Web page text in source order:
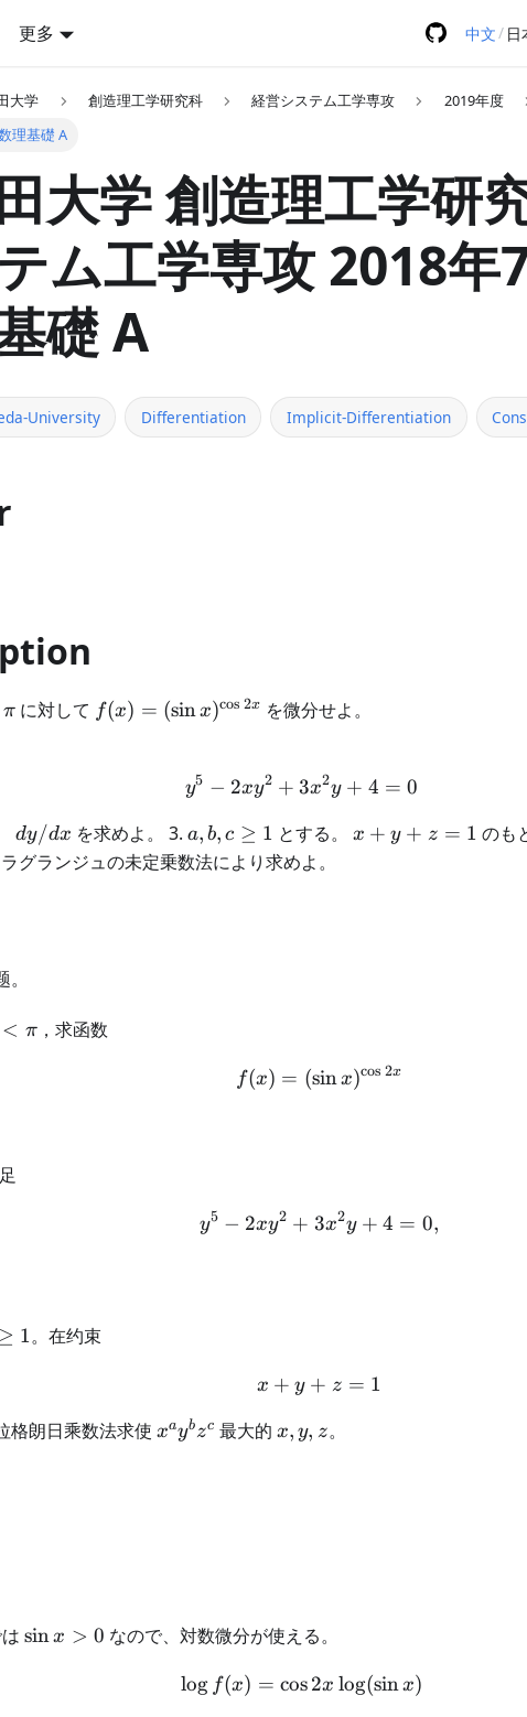
更多 中文/ 日
大学 創造理工学研究科 経営システム工学専攻
2019年度
理基礎 A
大学 創造理工学研
ム工学専攻 2018年
礎 A
University Differentiation Implicit-Differentiation
π に対して f(x)=(\sin
f(x) = (sinx)cos 2x を微分せよ。
y^5-2xy^2+3x^2y+4=0
y5 − 2xy2 + 3x2y + 4 = 0
dy/dx
dy/dx を求めよ。 3. a,b,c\geq1
a, b, c ≥ 1 とする。 x+y+z=1
x + y + z = 1 のも
グランジュの未定乗数法により求めよ。
< π ，求函数
f(x)=(\sin x)^{\cos2x}
f(x) = (sinx)cos 2x
y^5-
y5 − 2xy2 + 3x2y + 4 = 0,
≥ 1。在约束
x+y+z=1
x + y + z = 1
格朗日乘数法求使 x^ay^bz^c
xaybzc 最大的 x,y,z
x, y, z。
は\sin
sinx > 0 なので、対数微分が使える。
\log
log f(x) = cos2x log(sinx)